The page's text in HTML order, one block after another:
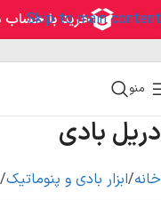
Skip to main content
منو
دریل بادی
خانه ابزار بادی و پنوماتیک